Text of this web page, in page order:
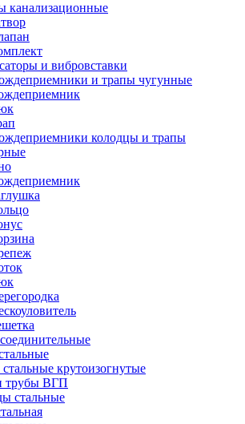
канализационные
и вибровставки
и трапы чугунные
колодцы и трапы
крутоизогнутые
трубы ВГП
стальные